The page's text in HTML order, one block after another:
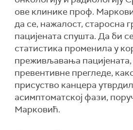
ове клинике проф.
да се, нажалост, старосна
пацијената спушта. Да би
статистика променила у
преживљавања
превентивне прегледе,
присуство канцера
асимптоматској фази,
Марковић.